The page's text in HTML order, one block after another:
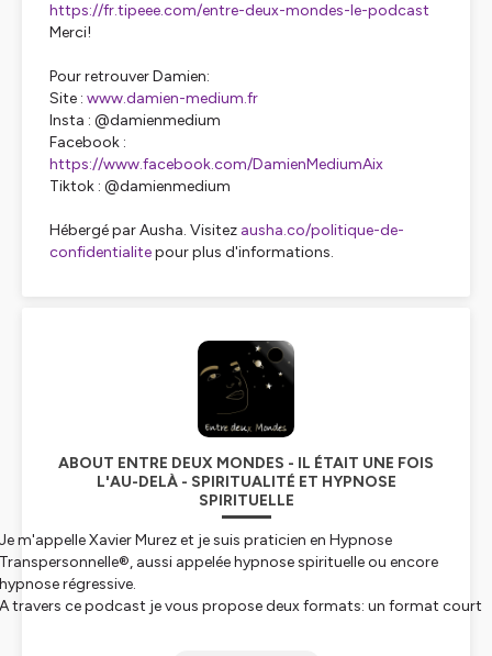
https://fr.tipeee.com/entre-deux-mondes-le-podcast
Merci!
Pour retrouver Damien:
Site : www.damien-medium.fr
Insta : @damienmedium
Facebook :
https://www.facebook.com/DamienMediumAix
Tiktok : @damienmedium
Hébergé par Ausha. Visitez ausha.co/politique-de-
confidentialitepour plus d'informations.
ABOUT ENTRE DEUX MONDES - IL ÉTAIT UNE FOIS
L'AU-DELÀ - SPIRITUALITÉ ET HYPNOSE
SPIRITUELLE
Je m'appelle Xavier Murez et je suis praticien en Hypnose
Transpersonnelle®, aussi appelée hypnose spirituelle ou encore
hypnose régressive.
A travers ce podcast je vous propose deux formats: un format court